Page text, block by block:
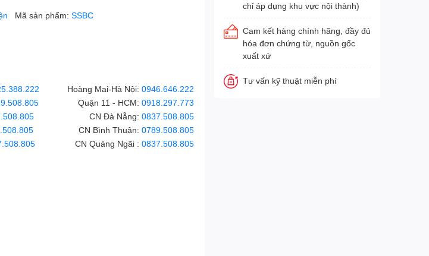
Mã sản phẩm:SSBC
Hoàng Mai-Hà Nội:0946.646.222
Quận 11 - HCM:0918.297.773
CN Đà Nẵng:0837.508.805
CN Bình Thuận:0789.508.805
CN Quảng Ngãi :0837.508.805
chỉ áp dụng khu vực nội thành)
Cam kết hàng chính hãng, đầy đủ
hóa đơn chứng từ, nguồn gốc
xuất xứ
Tư vấn kỹ thuật miễn phí